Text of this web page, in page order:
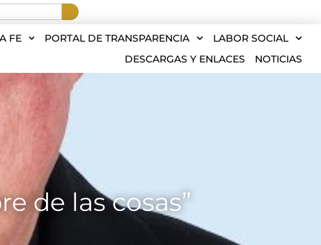
FE PORTAL DE TRANSPARENCIA
LABOR SOCIAL
DESCARGAS Y ENLACES
NOTICIAS
de las cosas”